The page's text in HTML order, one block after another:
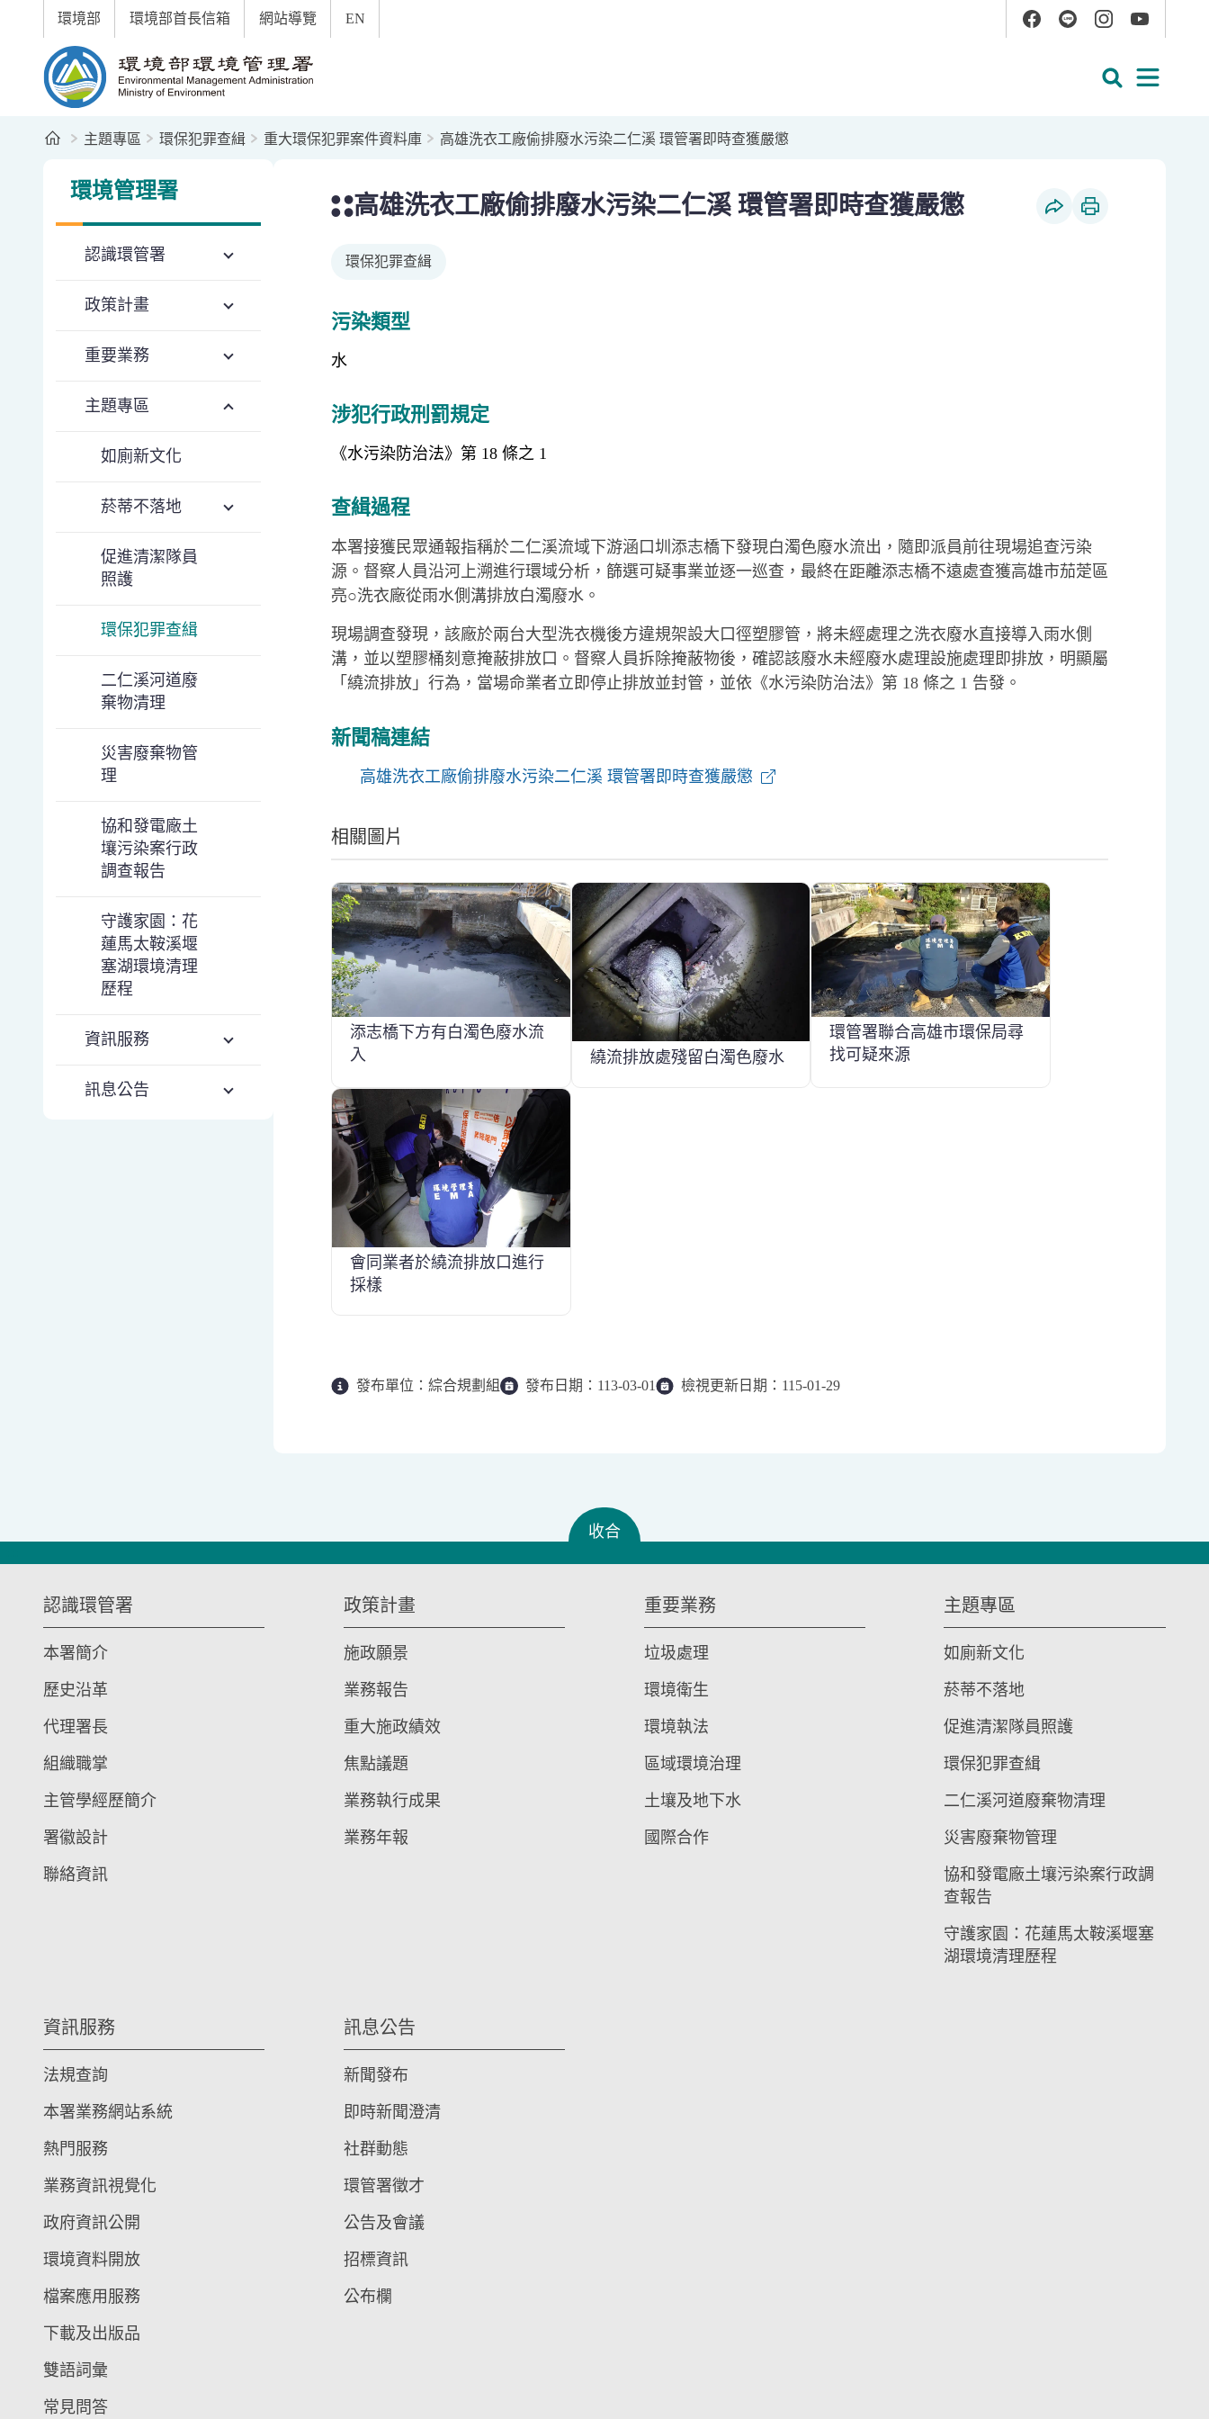
跳到主要內容區塊
環境部 環境部首長信箱 網站導覽
EN
YouTube
首頁主題專區 環保犯罪查緝 重大環保犯罪案件資料庫 高雄洗衣工廠偷排廢水污染二仁溪 環管署即時查獲嚴懲
環境管理署
認識環管署
政策計畫
重要業務
主題專區
如廁新文化
菸蒂不落地
促進清潔隊員
照護
環保犯罪查緝
二仁溪河道廢
棄物清理
災害廢棄物管
理
協和發電廠土
壤污染案行政
調查報告
守護家園：花
蓮馬太鞍溪堰
塞湖環境清理
歷程
資訊服務
訊息公告
高雄洗衣工廠偷排廢水污染二仁溪 環管署即時查獲嚴懲
環保犯罪查緝
污染類型
水
涉犯行政刑罰規定
《水污染防治法》第 18 條之 1
查緝過程
本署接獲民眾通報指稱於二仁溪流域下游涵口圳添志橋下發現白濁色廢水流出，隨即派員前往現場追查污染
源。督察人員沿河上溯進行環域分析，篩選可疑事業並逐一巡查，最終在距離添志橋不遠處查獲高雄市茄萣區
亮○洗衣廠從雨水側溝排放白濁廢水。
現場調查發現，該廠於兩台大型洗衣機後方違規架設大口徑塑膠管，將未經處理之洗衣廢水直接導入雨水側
溝，並以塑膠桶刻意掩蔽排放口。督察人員拆除掩蔽物後，確認該廢水未經廢水處理設施處理即排放，明顯屬
「繞流排放」行為，當場命業者立即停止排放並封管，並依《水污染防治法》第 18 條之 1 告發。
新聞稿連結
高雄洗衣工廠偷排廢水污染二仁溪 環管署即時查獲嚴懲
相關圖片
添志橋下方有白濁色廢水流
入
繞流排放處殘留白濁色廢水
環管署聯合高雄市環保局尋
找可疑來源
會同業者於繞流排放口進行
採樣
發布單位： 綜合規劃組 發布日期： 113-03-01 檢視更新日期： 115-01-29
收合
認識環管署
本署簡介
歷史沿革
代理署長
組織職掌
主管學經歷簡介
署徽設計
聯絡資訊
政策計畫
施政願景
業務報告
重大施政績效
焦點議題
業務執行成果
業務年報
重要業務
垃圾處理
環境衛生
環境執法
區域環境治理
土壤及地下水
國際合作
主題專區
如廁新文化
菸蒂不落地
促進清潔隊員照護
環保犯罪查緝
二仁溪河道廢棄物清理
災害廢棄物管理
協和發電廠土壤污染案行政調
查報告
守護家園：花蓮馬太鞍溪堰塞
湖環境清理歷程
資訊服務
法規查詢
本署業務網站系統
熱門服務
業務資訊視覺化
政府資訊公開
環境資料開放
檔案應用服務
下載及出版品
雙語詞彙
常見問答
訊息公告
新聞發布
即時新聞澄清
社群動態
環管署徵才
公告及會議
招標資訊
公布欄